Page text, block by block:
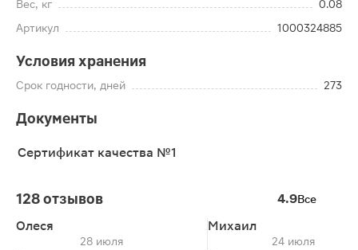
Вес, кг
0.08
Артикул
1000324885
Условия хранения
Срок годности, дней 273
Документы
Сертификат качества №1
128 отзывов 4.9Все
Олеся
28 июля
Михаил
24 июля